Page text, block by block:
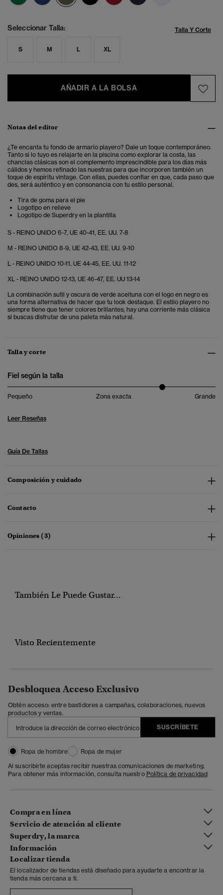
Seleccionar Talla: Talla Y Corte
S M L XL
AÑADIR A LA BOLSA
Notas del editor
¿Te encanta tu fondo de armario playero? Dale un toque contemporáneo.
Tanto si lo tuyo es relajarte en la piscina como explorar la costa, las
chanclas clásicas son el complemento imprescindible para los días más
cálidos y hemos refinado las nuestras para que incorporen también un
toque de espíritu vintage. Con ellas, puedes confiar en que, cada paso que
des, será auténtico y en consonancia con tu estilo personal.
Tira de goma para el pie
Logotipo en relieve
Logotipo de Superdry en la plantilla
S - REINO UNIDO 6-7, UE 40-41, EE. UU. 7-8
M - REINO UNIDO 8-9, UE 42-43, EE. UU. 9-10
L - REINO UNIDO 10-11, UE 44-45, EE. UU. 11-12
XL - REINO UNIDO 12-13, UE 46-47, EE. UU 13-14
La combinación sutil y oscura de verde aceituna con el logo en negro es
una forma alternativa de hacer que tu look destaque. El estilo playero no
siempre tiene que tener colores brillantes; hay una corriente más clásica
si buscas disfrutar de una paleta más natural.
Talla y corte
Fiel según la talla
Pequeño Zona exacta Grande
Leer Reseñas
Guía De Tallas
Composición y cuidado
Contacto
Opiniones (3)
También Le Puede Gustar...
Visto Recientemente
Desbloquea Acceso Exclusivo
Obtén acceso: entre bastidores a campañas, colaboraciones, nuevos
productos y ventas.
SUSCRÍBETE
Ropa de hombre
Ropa de mujer
Al suscribirte aceptas recibir nuestras comunicaciones de marketing.
Para obtener más información, consulta nuestro Política de privacidad
Compra en línea
Servicio de atención al cliente
Superdry, la marca
Información
Localizar tienda
El localizador de tiendas está diseñado para ayudarte a encontrar la
tienda más cercana a ti.